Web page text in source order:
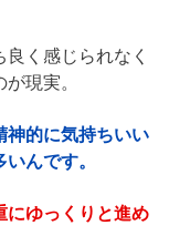
く感じられなく
現実。
神的に気持ちいい
んです。
にゆっくりと進め